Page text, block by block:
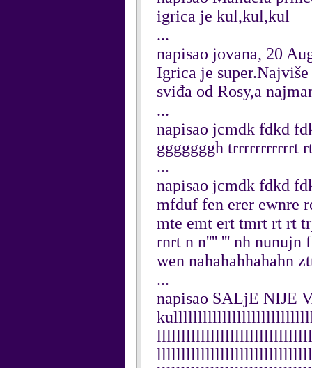
igrica je kul,kul,kul
...
napisao jovana, 20
Igrica je
sviđa od Rosy,a
...
napisao jcmdk fdkd
gggggggh trrrrrrrrrrrt
...
napisao jcmdk fdkd
mfduf fen erer ewnre
mte emt ert tmrt rt rt
rnrt n n'''' ''' nh nunujn
wen nahahahhahahn
...
napisao SALjE NIJE